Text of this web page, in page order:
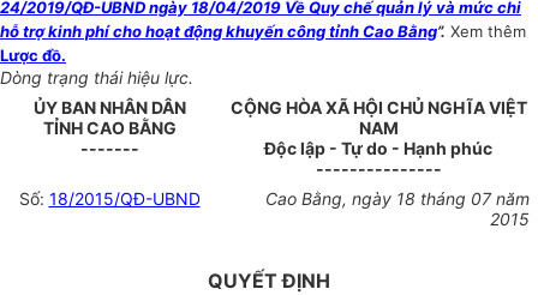
24/2019/QĐ-UBND ngày 18/04/2019 Về Quy chế quản lý và mức chi
hỗ trợ kinh phí cho hoạt động khuyến công tỉnh Cao Bằng”. Xem thêm
Lược đồ.
Dòng trạng thái hiệu lực.
ỦY BAN NHÂN DÂN
TỈNH CAO BẰNG
-------
CỘNG HÒA XÃ HỘI CHỦ NGHĨA VIỆT
NAM
Độc lập - Tự do - Hạnh phúc
---------------
Số: 18/2015/QĐ-UBND
Cao Bằng, ngày 18 tháng 07 năm
2015
QUYẾT ĐỊNH